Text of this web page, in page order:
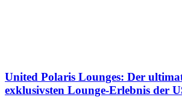
United Polaris Lounges: Der
exklusivsten Lounge-Erlebnis der